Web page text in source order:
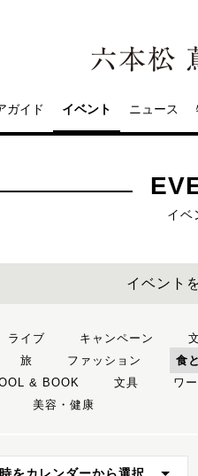
ガイド イベント ニュース
イベ
イベント
ライブ キャンペーン
旅 ファッション 食
& BOOK
文具 ワ
美容・健康